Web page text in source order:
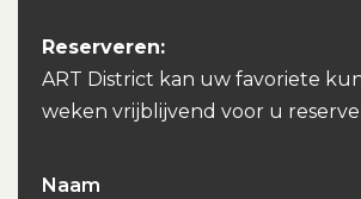
Reserveren:
ART District kan uw favoriete
weken vrijblijvend voor u
Naam